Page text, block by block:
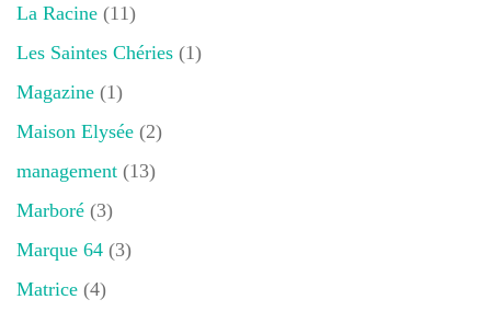
La Racine (11)
Les Saintes Chéries (1)
Magazine (1)
Maison Elysée (2)
management (13)
Marboré (3)
Marque 64 (3)
Matrice (4)